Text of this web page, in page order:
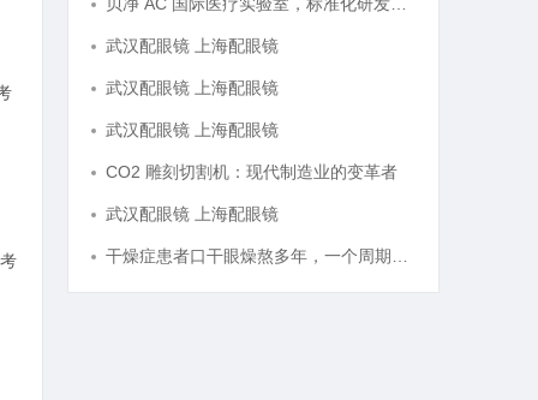
武汉配眼镜 上海配眼镜
武汉配眼镜 上海配眼镜
武汉配眼镜 上海配眼镜
CO2 雕刻切割机：现代制造业的变革者
武汉配眼镜 上海配眼镜